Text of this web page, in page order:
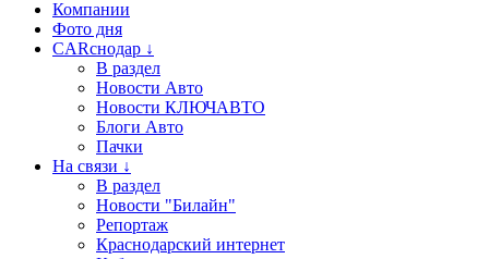
Компании
Фото дня
CARснодар ↓
В раздел
Новости Авто
Новости КЛЮЧАВТО
Блоги Авто
Пачки
На связи ↓
В раздел
Новости "Билайн"
Репортаж
Краснодарский интернет